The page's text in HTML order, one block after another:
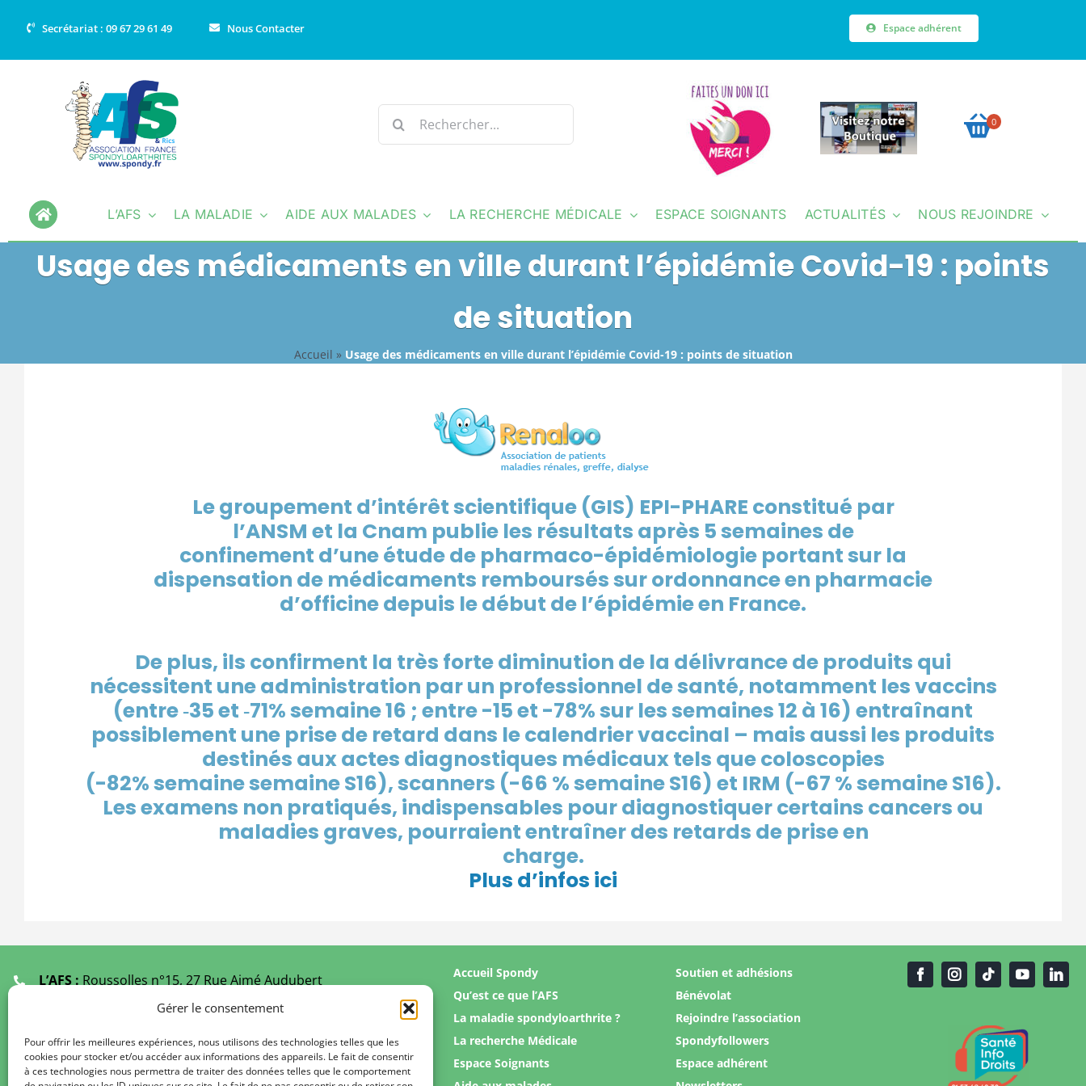
Gérer le consentement
Pour offrir les meilleures expériences, nous utilisons des technologies telles que les
cookies pour stocker et/ou accéder aux informations des appareils. Le fait de consentir
à ces technologies nous permettra de traiter des données telles que le comportement
Secrétariat : 09 67 29 61 49 Nous Contacter Espace adhérent
Rechercher: 0
L’AFS LA MALADIE AIDE AUX MALADES LA RECHERCHE MÉDICALE ESPACE SOIGNANTS ACTUALITÉS NOUS REJOINDRE
Usage des médicaments en ville durant l’épidémie Covid-19 : points
de situation
Accueil » Usage des médicaments en ville durant l’épidémie Covid-19 : points de situation
Le groupement d’intérêt scientifique (GIS) EPI-PHARE constitué par
l’ANSM et la Cnam publie les résultats après 5 semaines de
confinement d’une étude de pharmaco-épidémiologie portant sur la
dispensation de médicaments remboursés sur ordonnance en pharmacie
d’officine depuis le début de l’épidémie en France.
De plus, ils confirment la très forte diminution de la délivrance de produits qui
nécessitent une administration par un professionnel desanté, notamment les vaccins
(entre ‑35 et ‑71% semaine 16 ; entre-15 et -78% sur les semaines 12 à 16) entraînant
possiblement une prise de retard dans le calendrier vaccinal – mais aussi les produits
destinés aux actes diagnostiques médicaux tels que coloscopies
(-82% semainesemaine S16), scanners (-66 % semaine S16) et IRM (-67 % semaine S16).
Les examens non pratiqués, indispensables pour diagnostiquer certains cancers ou
maladies graves, pourraient entraîner des retards de prise en
charge.
Plus d’infos ici
L’AFS : Roussolles n°15, 27 Rue Aimé Audubert
Secrétariat au09 67 29 61 49
Accueil Spondy
Qu’est ce que l’AFS
La maladie spondyloarthrite ?
La recherche Médicale
Espace Soignants
Soutien et adhésions
Bénévolat
Rejoindre l’association
Spondyfollowers
Espace adhérent